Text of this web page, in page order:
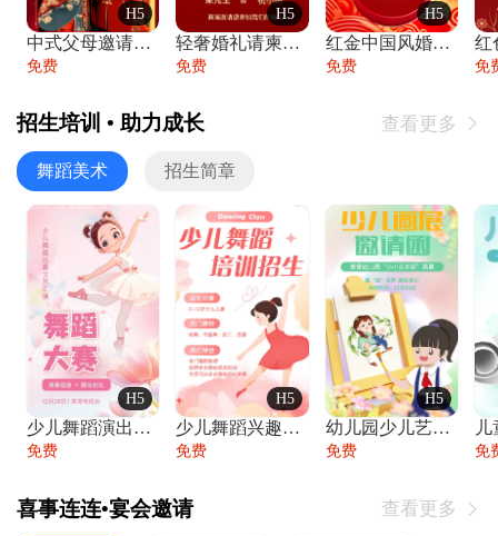
H5
中式父母邀请函婚礼结婚请柬请贴父母邀请方
免费
H5
轻奢婚礼请柬婚礼邀请函结婚照请帖
免费
H5
红金中国风婚礼请柬出阁喜宴嫁女请帖出阁宴
免费 免
招生培训 • 助力成长 查看更多 
舞蹈美术 招生简章
H5
少儿舞蹈演出舞蹈比赛跳舞大赛文艺汇演活动
免费
H5
少儿舞蹈兴趣班艺术培训学校招生宣传
免费
H5
幼儿园少儿艺术展览绘画展摄影作品展美术展
免费 免
喜事连连•宴会邀请 查看更多 